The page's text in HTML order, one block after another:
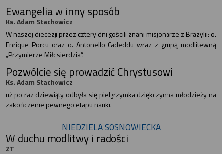
Ewangelia w inny sposób
Ks. Adam Stachowicz
W naszej diecezji przez cztery dni gościli znani misjonarze z Brazylii: o.
Enrique Porcu oraz o. Antonello Cadeddu wraz z grupą modlitewną
„Przymierze Miłosierdzia”.
Pozwólcie się prowadzić Chrystusowi
Ks. Adam Stachowicz
uż po raz dziewiąty odbyła się pielgrzymka dziękczynna młodzieży na
zakończenie pewnego etapu nauki.
NIEDZIELA SOSNOWIECKA
W duchu modlitwy i radości
ZT